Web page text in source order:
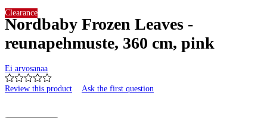
Nordbaby Frozen Leaves -
reunapehmuste, 360 cm, pink
Ei arvosanaa
Review this product Ask the first question
Clearance